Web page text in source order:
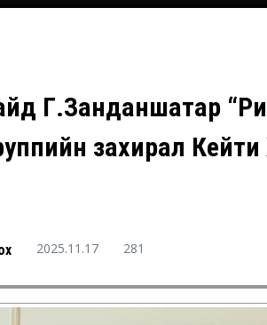
Г.Занданшатар
захирал
2025.11.17 281